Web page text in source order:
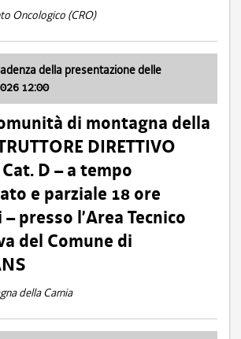
Oncologico (CRO)
della presentazione delle
12:00
di montagna della
DIRETTIVO
D – a tempo
e parziale 18 ore
presso l’Area Tecnico
del Comune di
della Carnia